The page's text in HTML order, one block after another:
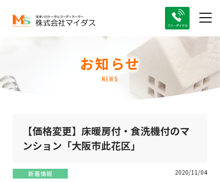
お知らせ
NEWS
【価格変更】床暖房付・食洗機付のマ
ンション「大阪市此花区」
新着情報 2020/11/04